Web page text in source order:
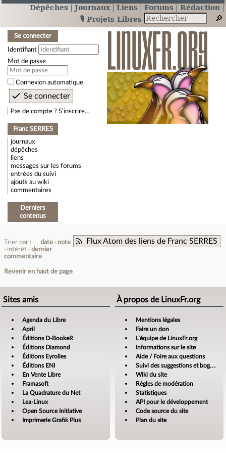
Dépêches Journaux Liens Forums
Rédaction
🎙️ Projets Libres
Se connecter
Identifiant
Mot de passe
Connexion automatique
Pas de compte ? S’inscrire…
Franc SERRES
journaux
dépêches
liens
messages sur les forums
entrées du suivi
ajouts au wiki
commentaires
Derniers
contenus
Flux Atom des liens de Franc SERRES
Trier par : date
note
intérêt
dernier
commentaire
Revenir en haut de page
Sites amis
Agenda du Libre
April
Éditions D-BookeR
Éditions Diamond
Éditions Eyrolles
Éditions ENI
En Vente Libre
Framasoft
La Quadrature du Net
Lea-Linux
Open Source Initiative
Imprimerie Grafik Plus
À propos de LinuxFr.org
Mentions légales
Faire un don
L’équipe de LinuxFr.org
Informations sur le site
Aide / Foire aux questions
Suivi des suggestions et bogues
Wiki du site
Règles de modération
Statistiques
API pour le développement
Code source du site
Plan du site